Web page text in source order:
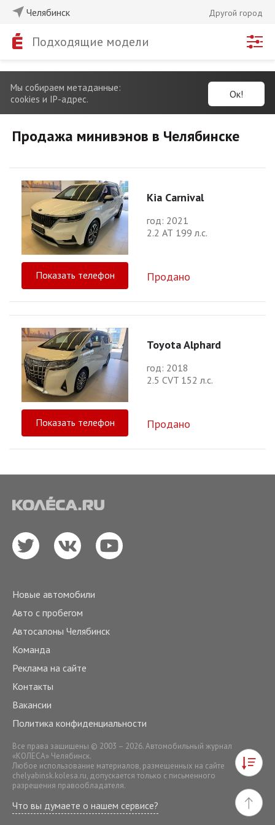
Челябинск Другой город
Подходящие модели
Мы собираем метаданные:
cookies и IP-адрес.
Ок!
Продажа минивэнов в Челябинске
Kia Carnival
год: 2021
2.2 АТ 199 л.с.
Показать телефон Продано
Toyota Alphard
год: 2018
2.5 CVT 152 л.с.
Показать телефон Продано
Новые автомобили
Авто с пробегом
Автосалоны Челябинск
Команда
Реклама на сайте
Контакты
Вакансии
Политика конфиденциальности
Все права защищены © 2003 – 2026. Автомобильный журнал
«КОЛЕСА» Челябинск.
Любое использование материалов, размещенных на сайте
chelyabinsk.kolesa.ru, допускается только с письменного
разрешения правообладателя.
Что вы думаете о нашем сервисе?